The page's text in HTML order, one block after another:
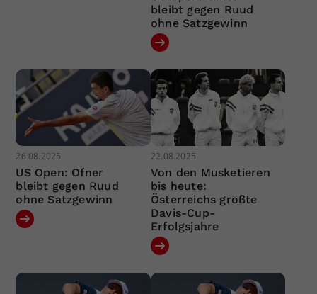
bleibt gegen Ruud
ohne Satzgewinn
26.08.2025
US Open: Ofner
bleibt gegen Ruud
ohne Satzgewinn
22.08.2025
Von den Musketieren
bis heute:
Österreichs größte
Davis-Cup-
Erfolgsjahre